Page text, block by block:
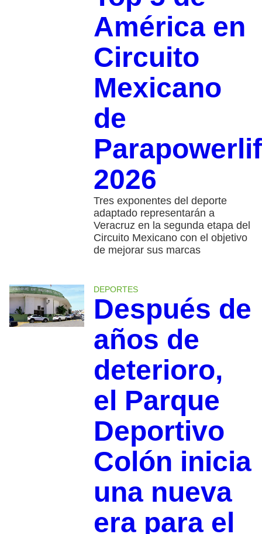
América en
Circuito
Mexicano
de
2026
Tres exponentes del deporte
adaptado representarán a
Veracruz en la segunda etapa del
Circuito Mexicano con el objetivo
de mejorar sus marcas
DEPORTES
Después de
años de
deterioro,
el Parque
Deportivo
Colón inicia
una nueva
era para el